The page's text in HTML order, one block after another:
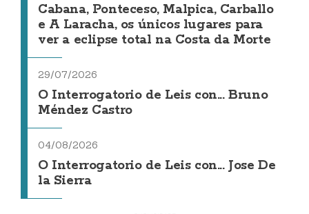
Cabana, Ponteceso, Malpica, Carballo
e A Laracha, os únicos lugares para
ver a eclipse total na Costa da Morte
29/07/2026
O Interrogatorio de Leis con... Bruno
Méndez Castro
04/08/2026
O Interrogatorio de Leis con... Jose De
la Sierra